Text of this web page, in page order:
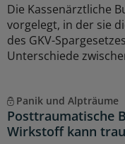
Die Kassenärztliche
vorgelegt, in der sie
des GKV-
Unterschiede
Panik und Alpträume
Posttraumatische
Wirkstoff kann